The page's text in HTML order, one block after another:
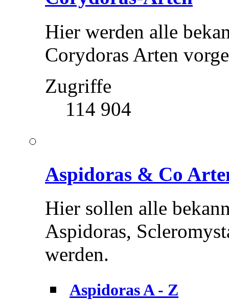
Hier werden alle
Corydoras Arten
Zugriffe
114 904
Aspidoras & Co
Hier sollen alle
Aspidoras,
werden.
Aspidoras A - Z